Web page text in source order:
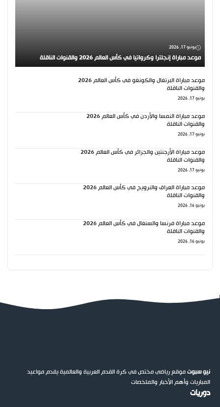
يونيو 17, 2026
موعد مباراة إنجلترا وكرواتيا في كأس العالم 2026 والقنوات الناقلة
موعد مباراة البرتغال والكونغو في كأس العالم 2026
والقنوات الناقلة
يونيو 17, 2026
موعد مباراة النمسا والأردن في كأس العالم 2026
والقنوات الناقلة
يونيو 17, 2026
موعد مباراة الأرجنتين والجزائر في كأس العالم 2026
والقنوات الناقلة
يونيو 17, 2026
موعد مباراة العراق والنرويج في كأس العالم 2026
والقنوات الناقلة
يونيو 16, 2026
موعد مباراة فرنسا والسنغال في كأس العالم 2026
والقنوات الناقلة
يونيو 16, 2026
نيو سبوتموقع رياضي مختص في كرة القدم العربية والعالمية يقدم مواعيد
المباريات وأهم الأخبار والملخصات
دوريات